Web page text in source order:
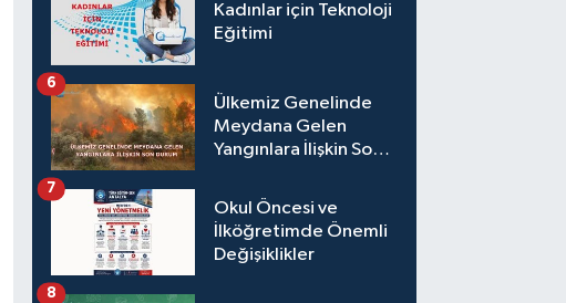
Kadınlar için Teknoloji
Eğitimi
Ülkemiz Genelinde
Meydana Gelen
Yangınlara İlişkin Son
6
Okul Öncesi ve
İlköğretimde Önemli
Değişiklikler
7
8